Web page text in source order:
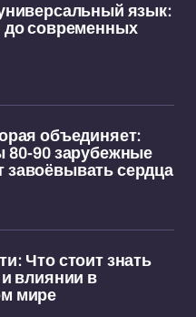
язык:
до современных
объединяет:
80-90 зарубежные
завоёвывать сердца
Что стоит знать
влиянии в
мире